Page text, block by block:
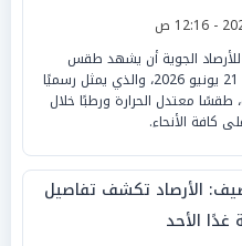
للأرصاد الجوية أن يشهد طقس
اليوم الأحد، الموافق 21 يونيو 2026، والذي يمثل رسميًا
معتدل الحرارة ورطبًا خلال
كافة الأنحاء.
الأرصاد تكشف تفاصيل
الأحد